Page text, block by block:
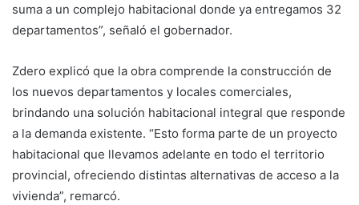
suma a un complejo habitacional donde ya entregamos 32
departamentos”, señaló el gobernador.
Zdero explicó que la obra comprende la construcción de
los nuevos departamentos y locales comerciales,
brindando una solución habitacional integral que responde
a la demanda existente. “Esto forma parte de un proyecto
habitacional que llevamos adelante en todo el territorio
provincial, ofreciendo distintas alternativas de acceso a la
vivienda”, remarcó.